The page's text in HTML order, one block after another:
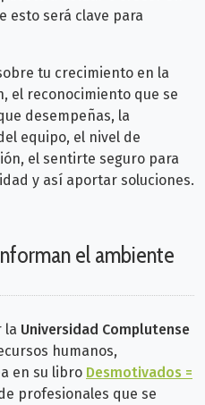
esto será clave para
tu crecimiento en la
el reconocimiento que se
desempeñas, la
equipo, el nivel de
el sentirte seguro para
y así aportar soluciones.
el ambiente
la Universidad Complutense
humanos,
en su libro Desmotivados =
profesionales que se